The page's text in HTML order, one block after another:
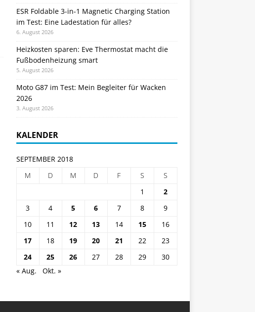
ESR Foldable 3-in-1 Magnetic Charging Station
im Test: Eine Ladestation für alles?
6. August 2026
Heizkosten sparen: Eve Thermostat macht die
Fußbodenheizung smart
5. August 2026
Moto G87 im Test: Mein Begleiter für Wacken
2026
3. August 2026
KALENDER
SEPTEMBER 2018
M
D M D F S
S
1
2
3
4 5 6 7 8
9
10
11 12 13 14 15
16
17
18 19 20 21 22
23
24
25 26 27 28 29
30
« Aug.
Okt. »